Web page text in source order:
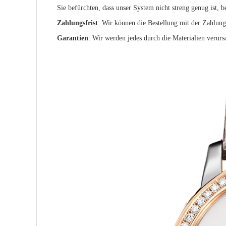
Sie befürchten, dass unser System nicht streng genug
Zahlungsfrist: Wir können die Bestellung mit der
Garantien: Wir werden jedes durch die Materialien